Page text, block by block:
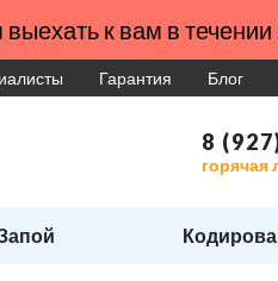
к вам в
Гарантия Блог
8
горячая